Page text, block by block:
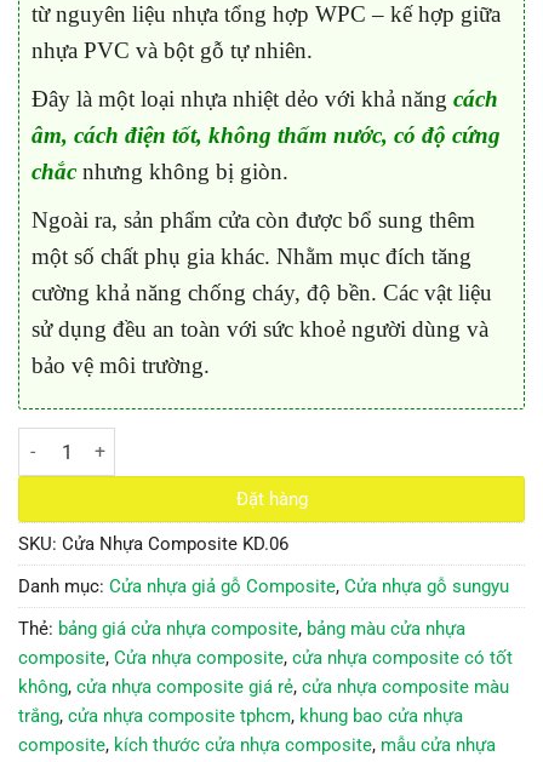
từ nguyên liệu nhựa tổng hợp WPC – kế hợp giữa
nhựa PVC và bột gỗ tự nhiên.
Đây là một loại nhựa nhiệt dẻo với khả năng cách
âm, cách điện tốt, không thấm nước, có độ cứng
chắc nhưng không bị giòn.
Ngoài ra, sản phẩm cửa còn được bổ sung thêm
một số chất phụ gia khác. Nhằm mục đích tăng
cường khả năng chống cháy, độ bền. Các vật liệu
sử dụng đều an toàn với sức khoẻ người dùng và
bảo vệ môi trường.
Cửa Nhựa Composite KD.06 số lượng
Đặt hàng
SKU: Cửa Nhựa Composite KD.06
Danh mục: Cửa nhựa giả gỗ Composite, Cửa nhựa gỗ sungyu
Thẻ: bảng giá cửa nhựa composite, bảng màu cửa nhựa
composite, Cửa nhựa composite, cửa nhựa composite có tốt
không, cửa nhựa composite giá rẻ, cửa nhựa composite màu
trắng, cửa nhựa composite tphcm, khung bao cửa nhựa
composite, kích thước cửa nhựa composite, mẫu cửa nhựa